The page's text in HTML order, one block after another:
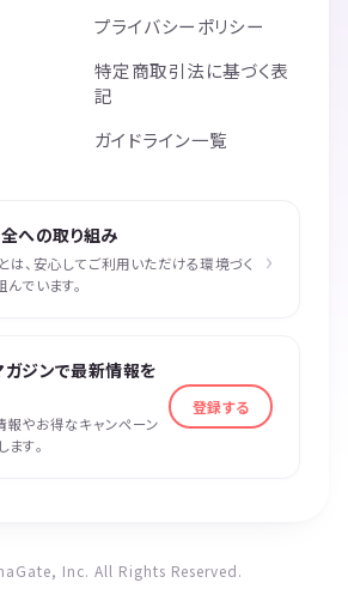
プライバシーポリシー
特定商取引法に基づく表
記
ガイドライン一覧
全への取り組み
は、安心してご利用いただける環境づく
でいます。
›
ガジンで最新情報を
報やお得なキャンペーン
す。
登録する
Inc. All Rights Reserved.